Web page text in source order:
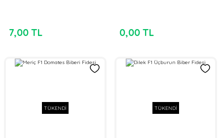
7,00 TL 0,00 TL
TÜKENDİ TÜKENDİ